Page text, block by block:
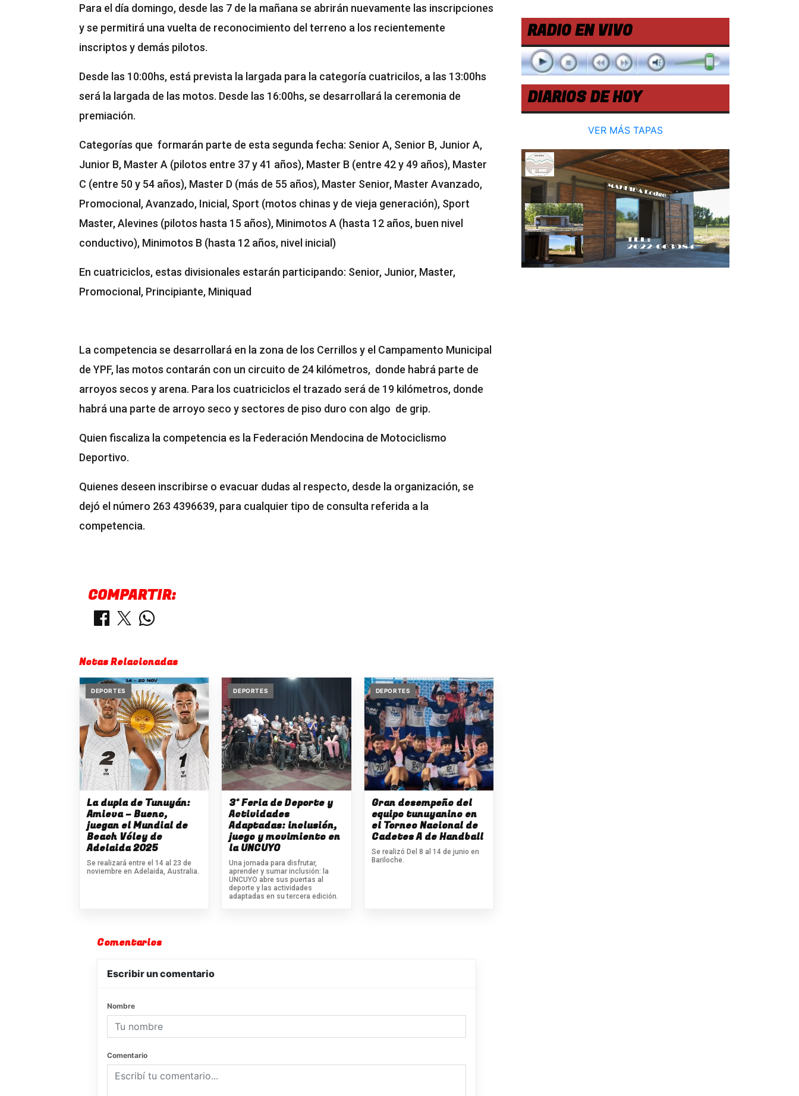
Para el día domingo, desde las 7 de la mañana se abrirán nuevamente las inscripciones
y se permitirá una vuelta de reconocimiento del terreno a los recientemente
inscriptos y demás pilotos.
Desde las 10:00hs, está prevista la largada para la categoría cuatricilos, a las 13:00hs
será la largada de las motos. Desde las 16:00hs, se desarrollará la ceremonia de
premiación.
Categorías que formarán parte de esta segunda fecha: Senior A, Senior B, Junior A,
Junior B, Master A (pilotos entre 37 y 41 años), Master B (entre 42 y 49 años), Master
C (entre 50 y 54 años), Master D (más de 55 años), Master Senior, Master Avanzado,
Promocional, Avanzado, Inicial, Sport (motos chinas y de vieja generación), Sport
Master, Alevines (pilotos hasta 15 años), Minimotos A (hasta 12 años, buen nivel
conductivo), Minimotos B (hasta 12 años, nivel inicial)
En cuatriciclos, estas divisionales estarán participando: Senior, Junior, Master,
Promocional, Principiante, Miniquad
La competencia se desarrollará en la zona de los Cerrillos y el Campamento Municipal
de YPF, las motos contarán con un circuito de 24 kilómetros, donde habrá parte de
arroyos secos y arena. Para los cuatriciclos el trazado será de 19 kilómetros, donde
habrá una parte de arroyo seco y sectores de piso duro con algo de grip.
Quien fiscaliza la competencia es la Federación Mendocina de Motociclismo
Deportivo.
Quienes deseen inscribirse o evacuar dudas al respecto, desde la organización, se
dejó el número 263 4396639, para cualquier tipo de consulta referida a la
competencia.
COMPARTIR:
Notas Relacionadas
DEPORTES
La dupla de Tunuyán:
Amieva – Bueno,
juegan el Mundial de
Beach Vóley de
Adelaida 2025
Se realizará entre el 14 al 23 de
noviembre en Adelaida, Australia.
DEPORTES
3° Feria de Deporte y
Actividades
Adaptadas: inclusión,
juego y movimiento en
la UNCUYO
Una jornada para disfrutar,
aprender y sumar inclusión: la
UNCUYO abre sus puertas al
deporte y las actividades
adaptadas en su tercera edición.
DEPORTES
Gran desempeño del
equipo tunuyanino en
el Torneo Nacional de
Cadetes A de Handball
Se realizó Del 8 al 14 de junio en
Bariloche.
Comentarios
Escribir un comentario
Nombre
Comentario
RADIO EN VIVO
DIARIOS DE HOY
VER MÁS TAPAS